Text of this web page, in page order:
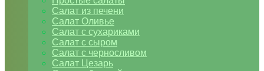
Салат из печени
Салат Оливье
Салат с сухариками
Салат с сыром
Салат с черносливом
Салат Цезарь